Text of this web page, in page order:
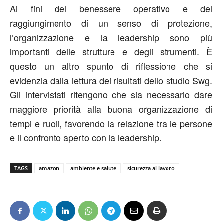
Ai fini del benessere operativo e del
raggiungimento di un senso di protezione,
l’organizzazione e la leadership sono più
importanti delle strutture e degli strumenti. È
questo un altro spunto di riflessione che si
evidenzia dalla lettura dei risultati dello studio Swg.
Gli intervistati ritengono che sia necessario dare
maggiore priorità alla buona organizzazione di
tempi e ruoli, favorendo la relazione tra le persone
e il confronto aperto con la leadership.
TAGS amazon ambiente e salute sicurezza al lavoro